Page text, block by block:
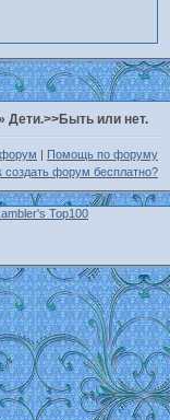
Дети.>>Быть или нет.
| Помощь по форуму